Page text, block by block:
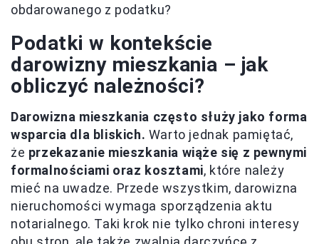
obdarowanego z podatku?
Podatki w kontekście
darowizny mieszkania – jak
obliczyć należności?
Darowizna mieszkania często służy jako forma
wsparcia dla bliskich. Warto jednak pamiętać,
że przekazanie mieszkania wiąże się z pewnymi
formalnościami oraz kosztami, które należy
mieć na uwadze. Przede wszystkim, darowizna
nieruchomości wymaga sporządzenia aktu
notarialnego. Taki krok nie tylko chroni interesy